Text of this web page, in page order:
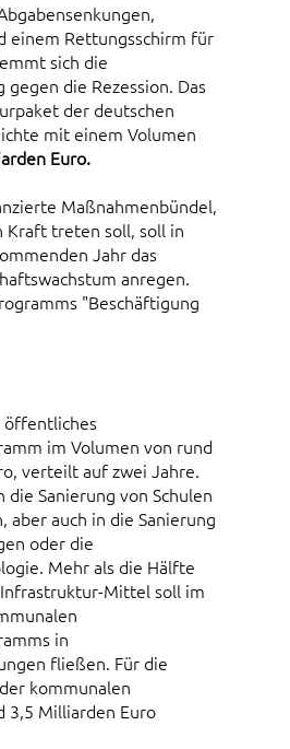
einem Rettungsschirm für
sich die
die Rezession. Das
der deutschen
mit einem Volumen
Euro.
Maßnahmenbündel,
Kraft treten soll, soll in
Jahr das
anregen.
"Beschäftigung
öffentliches
im Volumen von rund
verteilt auf zwei Jahre.
die Sanierung von Schulen
aber auch in die Sanierung
oder die
Mehr als die Hälfte
Mittel soll im
in
fließen. Für die
kommunalen
3,5 Milliarden Euro